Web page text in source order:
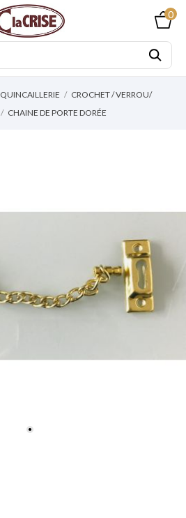
0
QUINCAILLERIE
CROCHET / VERROU/
CHAINE DE PORTE DORÉE